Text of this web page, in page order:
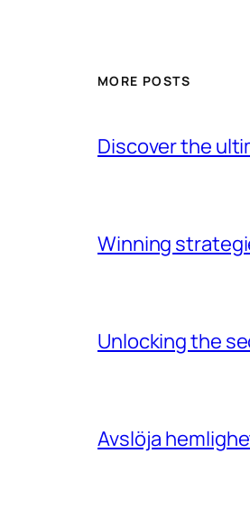
MORE POSTS
Discover the
Winning
Unlocking the
Avslöja